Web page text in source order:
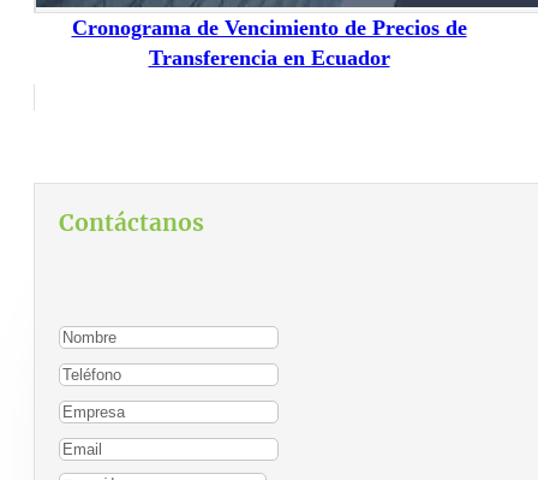
Cronograma de Vencimiento de Precios de
Transferencia en Ecuador
Contáctanos